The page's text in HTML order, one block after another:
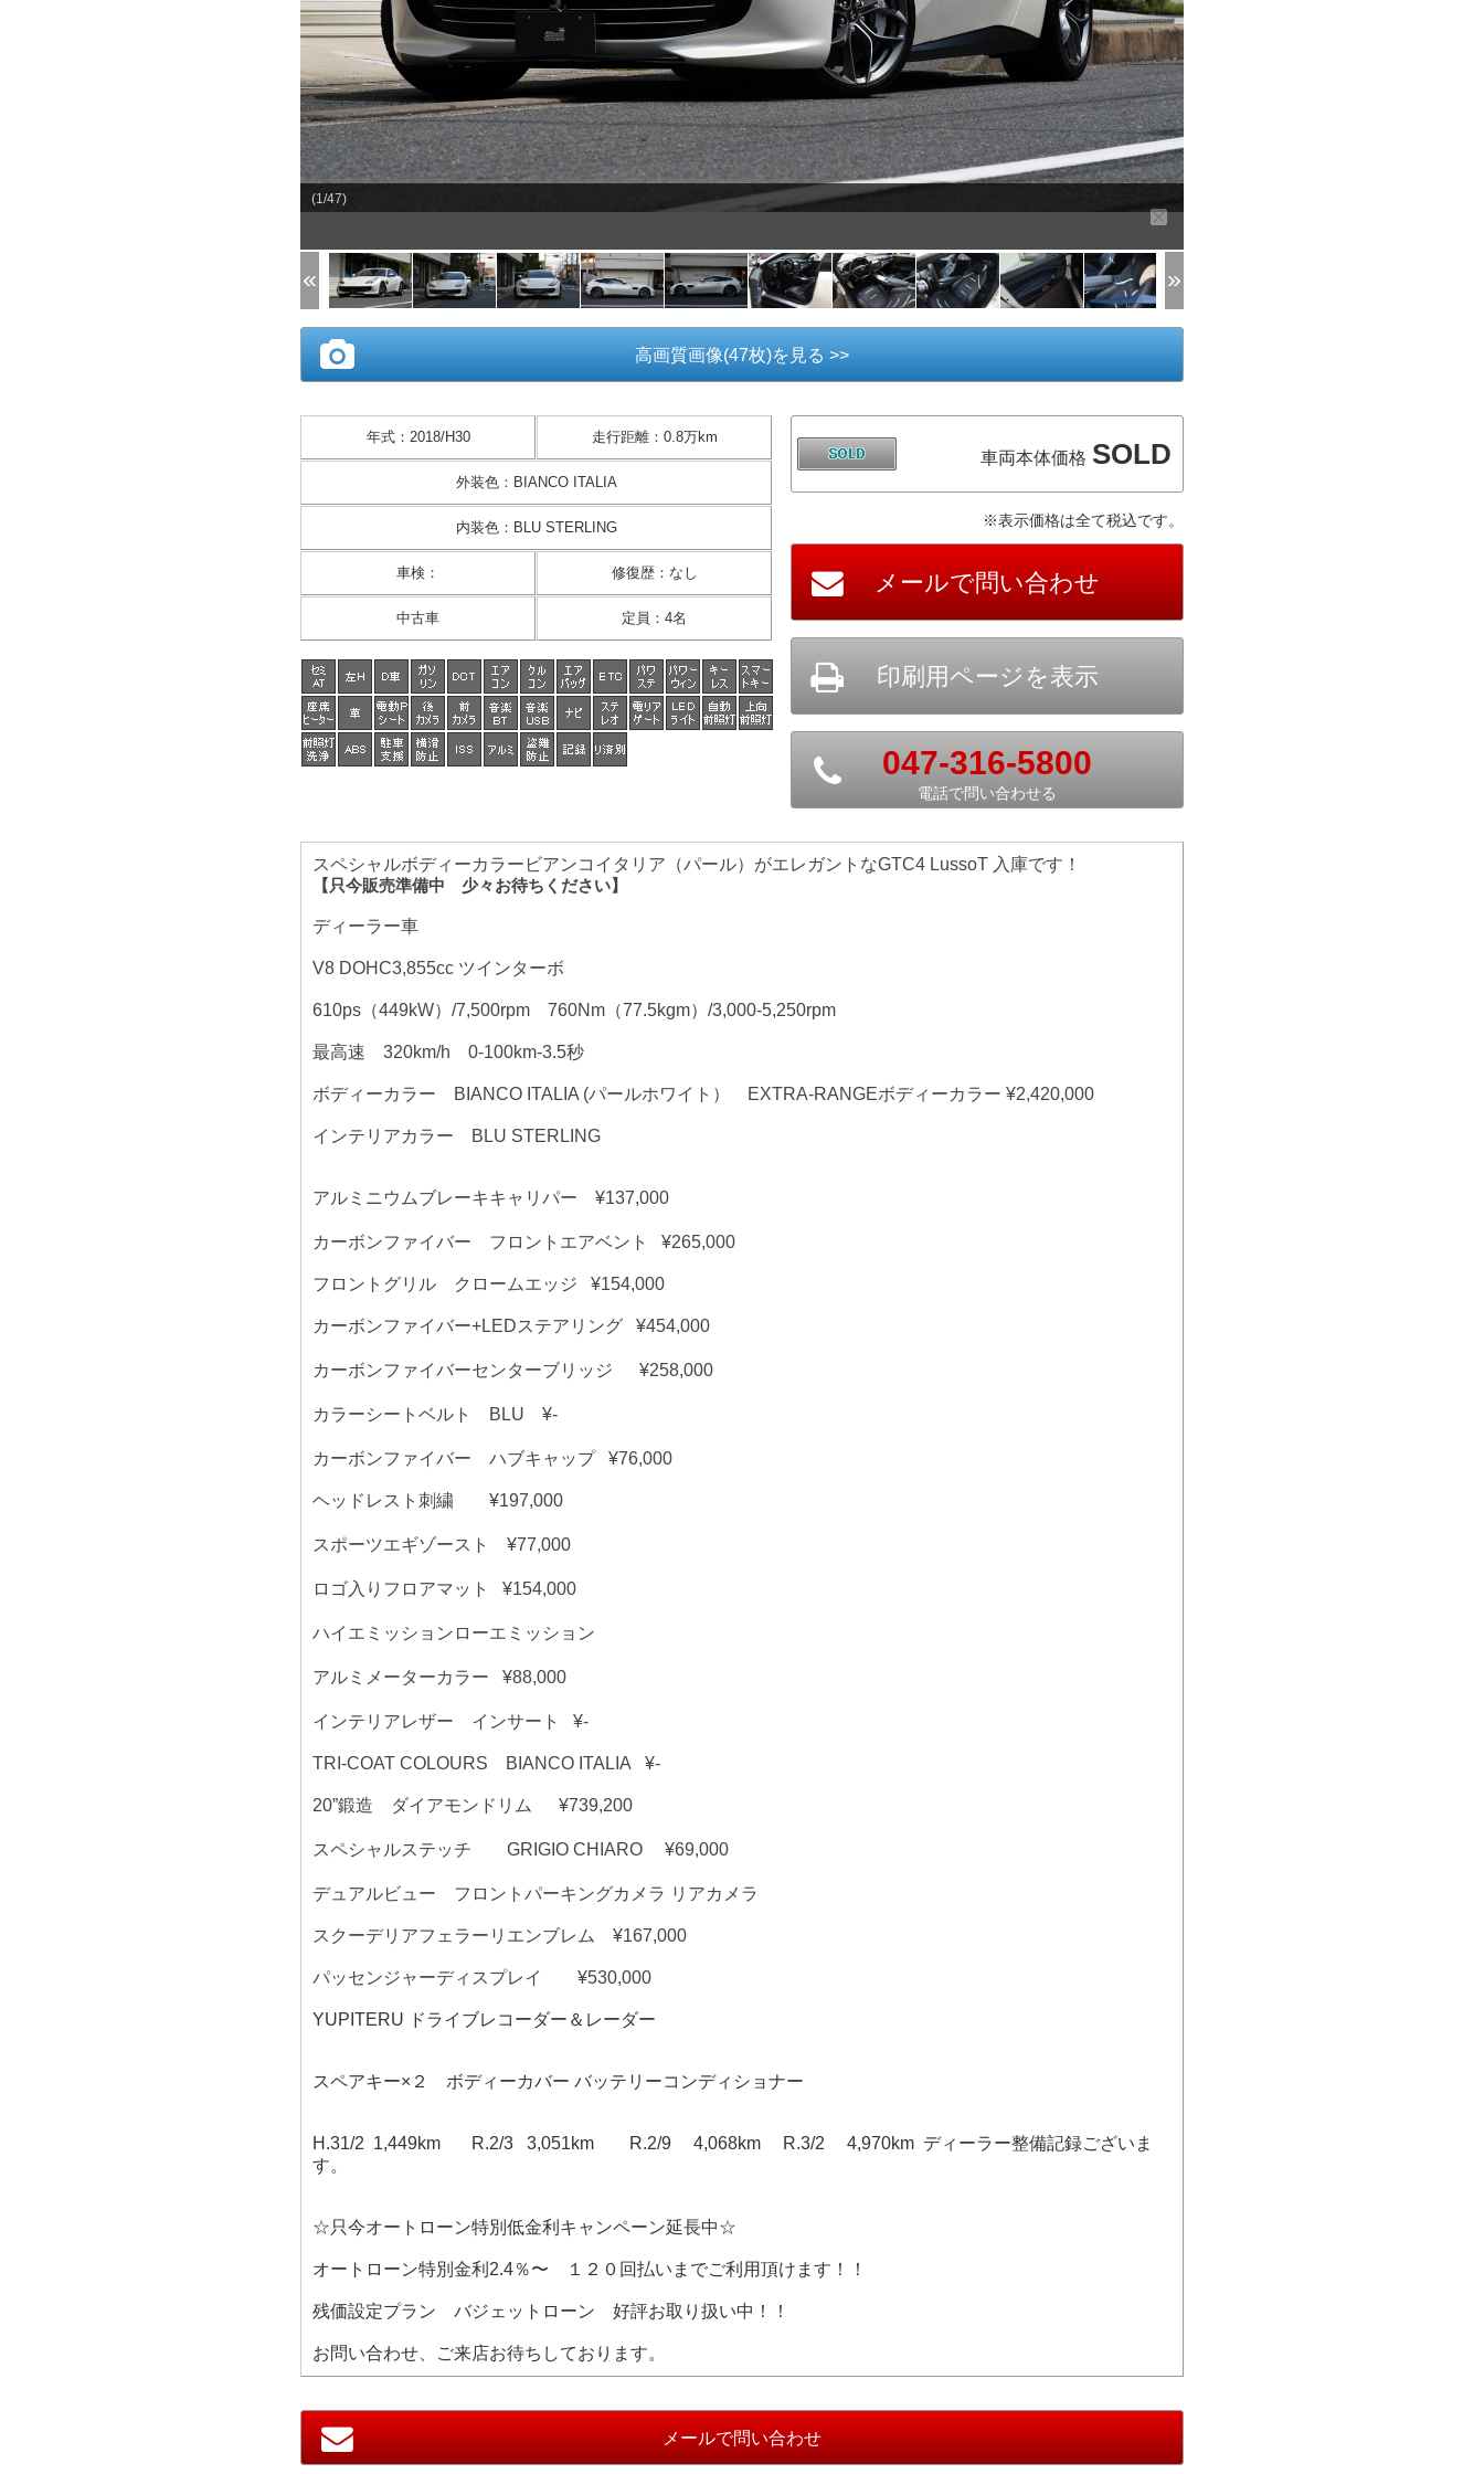
(1/47)
高画質画像(47枚)を見る >>
年式： 2018/H30 走行距離： 0.8万km
外装色： BIANCO ITALIA
内装色： BLU STERLING
車検 ： 修復歴： なし
中古車 定員 ： 4名
車両本体価格 SOLD
※表示価格は全て税込です。
047-316-5800
電話で問い合わせる
スペシャルボディーカラービアンコイタリア（パール）がエレガントなGTC4 LussoT 入庫です！
【只今販売準備中 少々お待ちください】
ディーラー車
V8 DOHC3,855cc ツインターボ
610ps（449kW）/7,500rpm 760Nm（77.5kgm）/3,000-5,250rpm
最高速 320km/h 0-100km-3.5秒
ボディーカラー BIANCO ITALIA (パールホワイト） EXTRA-RANGEボディーカラー ¥2,420,000
インテリアカラー BLU STERLING
アルミニウムブレーキキャリパー ¥137,000
カーボンファイバー フロントエアベント ¥265,000
フロントグリル クロームエッジ ¥154,000
カーボンファイバー+LEDステアリング ¥454,000
カーボンファイバーセンターブリッジ ¥258,000
カラーシートベルト BLU ¥-
カーボンファイバー ハブキャップ ¥76,000
ヘッドレスト刺繍 ¥197,000
スポーツエギゾースト ¥77,000
ロゴ入りフロアマット ¥154,000
ハイエミッションローエミッション
アルミメーターカラー ¥88,000
インテリアレザー インサート ¥-
TRI-COAT COLOURS BIANCO ITALIA ¥-
20”鍛造 ダイアモンドリム ¥739,200
スペシャルステッチ GRIGIO CHIARO ¥69,000
デュアルビュー フロントパーキングカメラ リアカメラ
スクーデリアフェラーリエンブレム ¥167,000
パッセンジャーディスプレイ ¥530,000
YUPITERU ドライブレコーダー＆レーダー
スペアキー×２ ボディーカバー バッテリーコンディショナー
H.31/2 1,449km R.2/3 3,051km R.2/9 4,068km R.3/2 4,970km ディーラー整備記録ございま
す。
☆只今オートローン特別低金利キャンペーン延長中☆
オートローン特別金利2.4％〜 １２０回払いまでご利用頂けます！！
残価設定プラン バジェットローン 好評お取り扱い中！！
お問い合わせ、ご来店お待ちしております。